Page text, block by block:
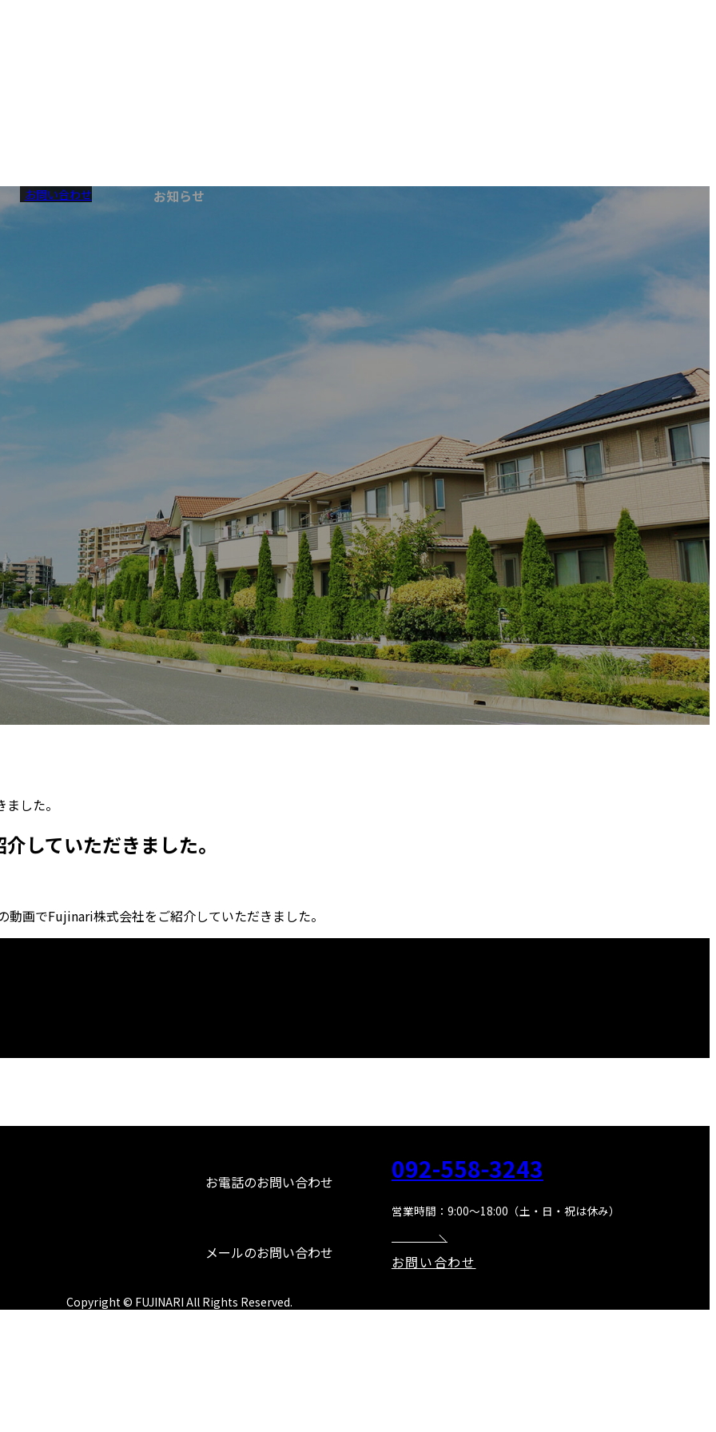
お問い合わせ お知らせ
した。
していただきました。
画でFujinari株式会社をご紹介していただきました。
お電話のお問い合わせ 092-558-3243
営業時間：9:00～18:00（土・日・祝は休み）
メールのお問い合わせ お問い合わせ
Copyright © FUJINARI All Rights Reserved.